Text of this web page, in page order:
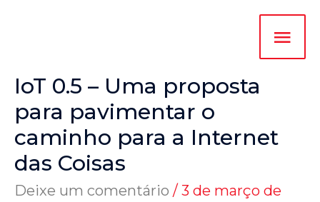
IoT 0.5 – Uma proposta
para pavimentar o
caminho para a Internet
das Coisas
Deixe um comentário / 3 de março de